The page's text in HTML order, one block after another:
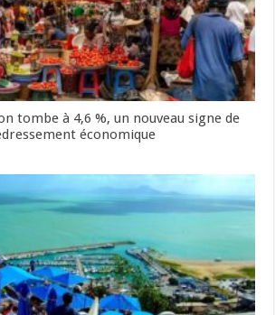
tombe à 4,6 %, un nouveau signe de
économique